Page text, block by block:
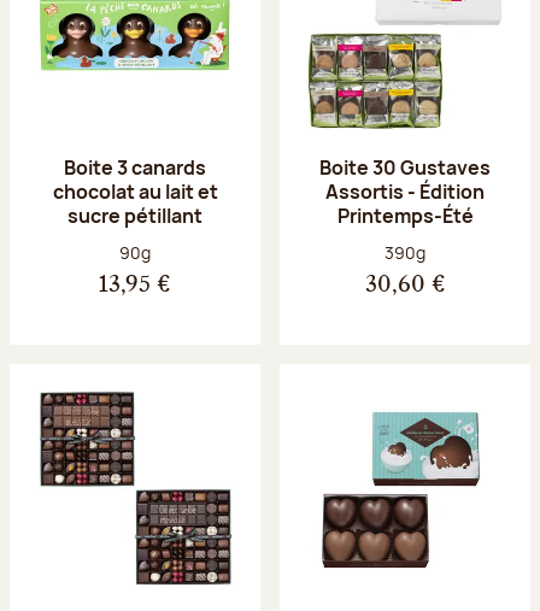
Boite 3 canards
chocolat au lait et
sucre pétillant
Poids net :
90g
13,95 €
Boite 30 Gustaves
Assortis - Édition
Printemps-Été
Poids net :
390g
30,60 €